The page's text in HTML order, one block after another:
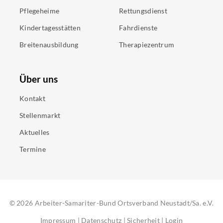
Pflegeheime
Kindertagesstätten
Breitenausbildung
Rettungsdienst
Fahrdienste
Therapiezentrum
Über uns
Kontakt
Stellenmarkt
Aktuelles
Termine
© 2026 Arbeiter-Samariter-Bund Ortsverband Neustadt/Sa. e.V.
Impressum | Datenschutz | Sicherheit | Login